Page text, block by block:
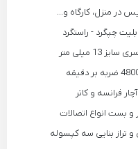
در منزل، کارگاه و...
13 میلی متر
فرانسه و کاتر
بست انواع اتصالات
و تراز بنایی سه کپسوله